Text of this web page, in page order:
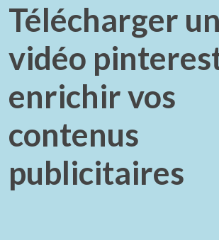
Télécharger
vidéo
enrichir vos
contenus
publicitaires